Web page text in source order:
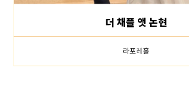
더 채플 앳 논현
라포레홀